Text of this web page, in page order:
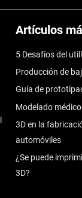
Artículos
5 Desafíos del
Producción de
Guía de
Modelado
3D en la
automóviles
¿Se puede
3D?